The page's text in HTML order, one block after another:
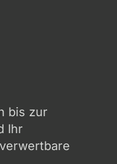
bis zur
Ihr